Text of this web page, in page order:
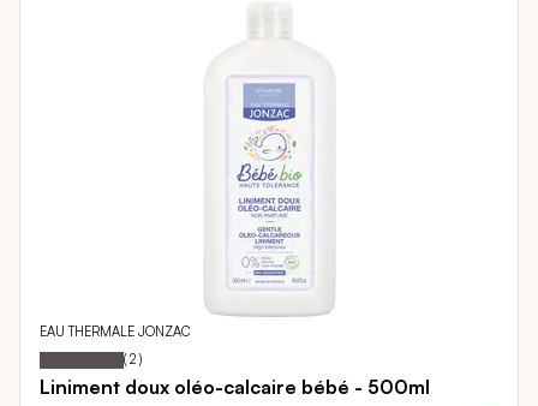
EAU THERMALE JONZAC
Notation: 100
% of
( 2 )
Liniment doux oléo-calcaire bébé - 500ml